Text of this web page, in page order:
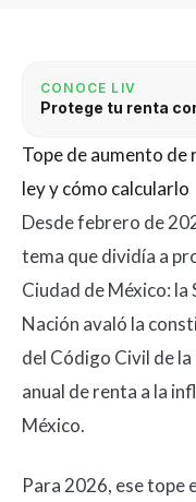
Tope de aumento de
ley y cómo calcularlo
Desde febrero de
tema que dividía a
Ciudad de México: la
Nación avaló la
del Código Civil de
anual de renta a la
México.
Para 2026, ese tope
CONOCE LIV